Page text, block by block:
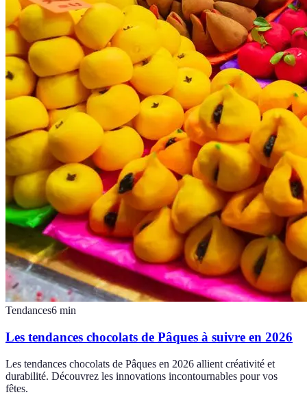
Tendances6 min
Les tendances chocolats de Pâques à suivre en 2026
Les tendances chocolats de Pâques en 2026 allient créativité et
durabilité. Découvrez les innovations incontournables pour vos
fêtes.